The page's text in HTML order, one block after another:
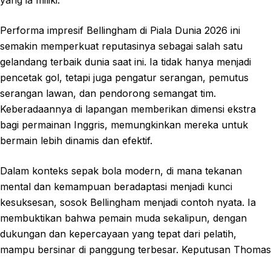
Performa impresif Bellingham di Piala Dunia 2026 ini
semakin memperkuat reputasinya sebagai salah satu
gelandang terbaik dunia saat ini. Ia tidak hanya menjadi
pencetak gol, tetapi juga pengatur serangan, pemutus
serangan lawan, dan pendorong semangat tim.
Keberadaannya di lapangan memberikan dimensi ekstra
bagi permainan Inggris, memungkinkan mereka untuk
bermain lebih dinamis dan efektif.
Dalam konteks sepak bola modern, di mana tekanan
mental dan kemampuan beradaptasi menjadi kunci
kesuksesan, sosok Bellingham menjadi contoh nyata. Ia
membuktikan bahwa pemain muda sekalipun, dengan
dukungan dan kepercayaan yang tepat dari pelatih,
mampu bersinar di panggung terbesar. Keputusan Thomas